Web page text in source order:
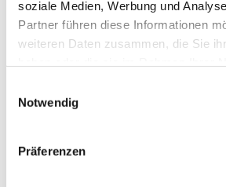
soziale Medien, Werbung und
Partner führen diese Informationen
weiteren Daten zusammen, die Sie
Notwendig
Präferenzen
Dies könnte Sie